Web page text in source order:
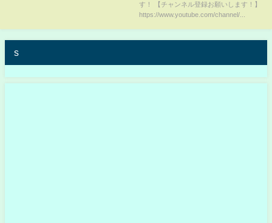
逆転負けで阪神ファンの怒りと
ストレスが頂点に達しました。
す！ 【チャンネル登録お願いします！】
https://www.youtube.com/channel/...
s